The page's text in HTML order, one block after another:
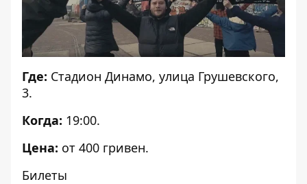
Где: Стадион Динамо, улица Грушевского,
3.
Когда: 19:00.
Цена: от 400 гривен.
Билеты